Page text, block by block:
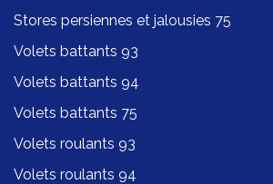
Stores persiennes et jalousies 75
Volets battants 93
Volets battants 94
Volets battants 75
Volets roulants 93
Volets roulants 94